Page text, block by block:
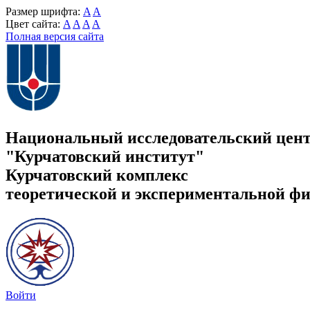
Размер шрифта: A A
Цвет сайта: A A A A
Полная версия сайта
Национальный исследовательский
"Курчатовский институт"
Курчатовский комплекс
теоретической и экспериментальной
Войти